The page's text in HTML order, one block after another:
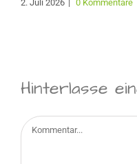
2. Juli 2026 | 0 Kommentare
Hinterlasse
Kommentar